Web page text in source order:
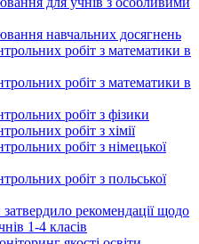
навчальних досягнень
робіт з математики в
робіт з математики в
робіт з фізики
робіт з хімії
робіт з німецької
робіт з польської
рекомендації щодо
1-4 класів